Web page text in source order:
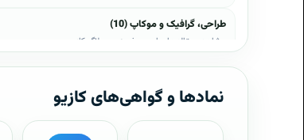
طراحی، گرافیک و موکاپ (10)
مشاهده مقاله‌های این موضوع در وبلاگ کازیو
مشاهده مقاله‌های این موضوع در وبلاگ کازیو
موبایل و اندروید (6)
نمادها و گواهی‌های کازیو